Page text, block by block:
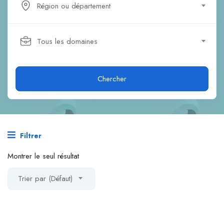
Région ou département
Tous les domaines
Chercher
Filtrer
Montrer le seul résultat
Trier par (Défaut)